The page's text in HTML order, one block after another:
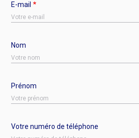
E-mail
Nom
Prénom
Votre numéro de téléphone